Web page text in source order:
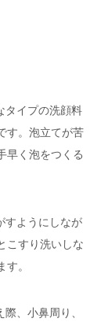
タイプの洗顔料
す。泡立てが苦
早く泡をつくる
すようにしなが
こすり洗いしな
。
、小鼻周り、